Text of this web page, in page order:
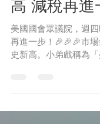
【捷報再傳
高 減稅再進
美國國會眾議院，週
mart(WMT) 業績後爆